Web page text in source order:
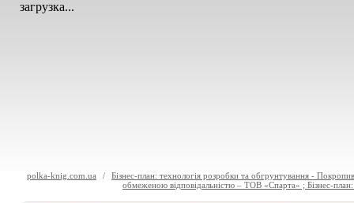
загрузка...
polka-knig.com.ua /
Бізнес-план: технологія розробки та обгрунтування -
обмеженою відповідальністю – ТОВ «Спарта» ; Бізнес-